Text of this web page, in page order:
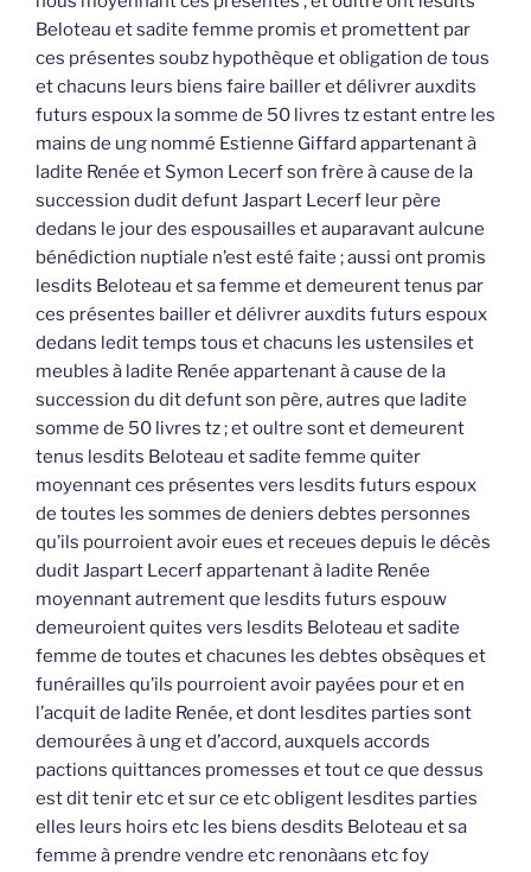
Beloteau et sadite femme promis et promettent par
ces présentes soubz hypothèque et obligation de tous
et chacuns leurs biens faire bailler et délivrer auxdits
futurs espoux la somme de 50 livres tz estant entre les
mains de ung nommé Estienne Giffard appartenant à
ladite Renée et Symon Lecerf son frère à cause de la
succession dudit defunt Jaspart Lecerf leur père
dedans le jour des espousailles et auparavant aulcune
bénédiction nuptiale n’est esté faite ; aussi ont promis
lesdits Beloteau et sa femme et demeurent tenus par
ces présentes bailler et délivrer auxdits futurs espoux
dedans ledit temps tous et chacuns les ustensiles et
meubles à ladite Renée appartenant à cause de la
succession du dit defunt son père, autres que ladite
somme de 50 livres tz ; et oultre sont et demeurent
tenus lesdits Beloteau et sadite femme quiter
moyennant ces présentes vers lesdits futurs espoux
de toutes les sommes de deniers debtes personnes
qu’ils pourroient avoir eues et receues depuis le décès
dudit Jaspart Lecerf appartenant à ladite Renée
moyennant autrement que lesdits futurs espouw
demeuroient quites vers lesdits Beloteau et sadite
femme de toutes et chacunes les debtes obsèques et
funérailles qu’ils pourroient avoir payées pour et en
l’acquit de ladite Renée, et dont lesdites parties sont
demourées à ung et d’accord, auxquels accords
pactions quittances promesses et tout ce que dessus
est dit tenir etc et sur ce etc obligent lesdites parties
elles leurs hoirs etc les biens desdits Beloteau et sa
femme à prendre vendre etc renonàans etc foy